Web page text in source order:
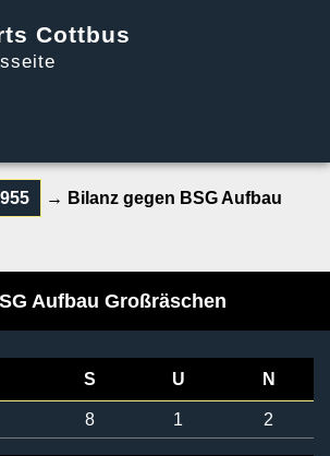
Cottbus
→ Bilanz gegen BSG Aufbau
Aufbau Großräschen
S U N
8 1 2